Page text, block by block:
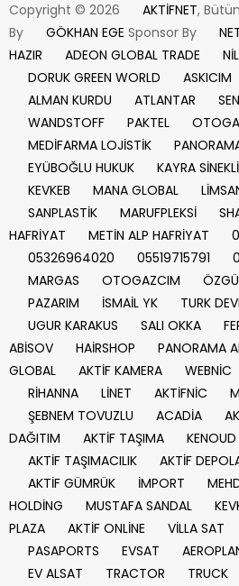
Copyright © 2026 AKTİFNET,
By
GÖKHAN EGE Sponsor By
HAZIR
ADEON GLOBAL TRADE
DORUK GREEN WORLD
ASKICIM
ALMAN KURDU
ATLANTAR
WANDSTOFF
PAKTEL
MEDİFARMA LOJİSTİK
EYÜBOĞLU HUKUK
KAYRA
KEVKEB
MANA GLOBAL
SANPLASTİK
MARUFPLEKSİ
HAFRİYAT
METİN ALP HAFRİYAT
05326964020
05519715791
MARGAS
OTOGAZCIM
PAZARIM
İSMAİL YK TURK
UGUR KARAKUS
SALI OKKA
ABİSOV
HAİRSHOP PANORAMA
GLOBAL
AKTİF KAMERA WEBNİC
RİHANNA
LİNET AKTİFNİC
ŞEBNEM TOVUZLU
ACADİA
DAĞITIM
AKTİF TAŞIMA KENOUD
AKTİF TAŞIMACILIK
AKTİF
AKTİF GÜMRÜK
İMPORT
HOLDİNG
MUSTAFA SANDAL
PLAZA
AKTİF ONLİNE VİLLA SAT
PASAPORTS
EVSAT
EV ALSAT
TRACTOR TRUCK